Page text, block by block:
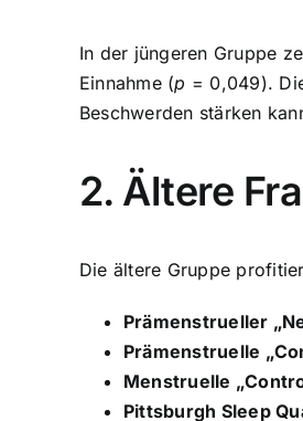
In der jüngeren Gruppe
Einnahme (p = 0,049).
Beschwerden stärken
2. Ältere
Die ältere Gruppe
Prämenstrueller
Prämenstruelle
Menstruelle
Pittsburgh Sleep